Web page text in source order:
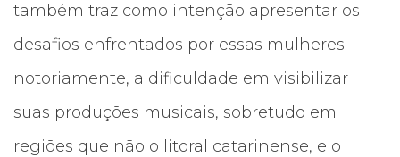
também traz como intenção apresentar os
desafios enfrentados por essas mulheres:
notoriamente, a dificuldade em visibilizar
suas produções musicais, sobretudo em
regiões que não o litoral catarinense, e o